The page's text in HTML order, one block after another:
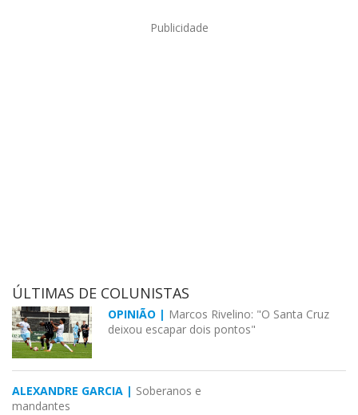
Publicidade
ÚLTIMAS DE COLUNISTAS
OPINIÃO | Marcos Rivelino: "O Santa Cruz
deixou escapar dois pontos"
ALEXANDRE GARCIA | Soberanos e
mandantes